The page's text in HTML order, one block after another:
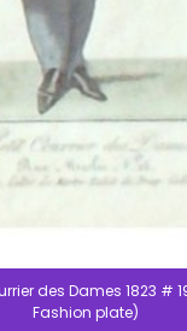
des Dames 1823 #
Fashion plate)